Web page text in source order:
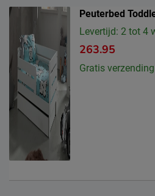
Peuterbed
Levertijd: 2 tot 4
263.95
Gratis verzending